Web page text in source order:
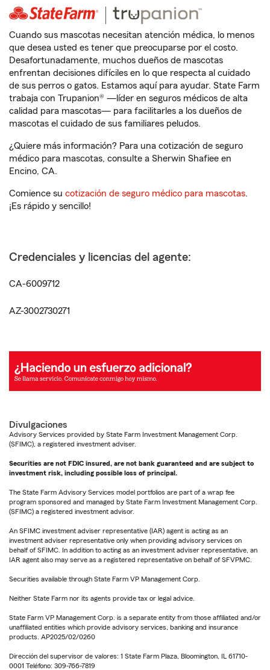
Cuando sus mascotas necesitan atención médica, lo menos
que desea usted es tener que preocuparse por el costo.
Desafortunadamente, muchos dueños de mascotas
enfrentan decisiones difíciles en lo que respecta al cuidado
de sus perros o gatos. Estamos aquí para ayudar. State Farm
trabaja con Trupanion® —líder en seguros médicos de alta
calidad para mascotas— para facilitarles a los dueños de
mascotas el cuidado de sus familiares peludos.
¿Quiere más información? Para una cotización de seguro
médico para mascotas, consulte a Sherwin Shafiee en
Encino, CA.
Comience su cotización de seguro médico para mascotas.
¡Es rápido y sencillo!
Credenciales y licencias del agente:
CA-6009712
AZ-3002730271
Divulgaciones
Advisory Services provided by State Farm Investment Management Corp.
(SFIMC), a registered investment adviser.
Securities are not FDIC insured, are not bank guaranteed and are subject to
investment risk, including possible loss of principal.
The State Farm Advisory Services model portfolios are part of a wrap fee
program sponsored and managed by State Farm Investment Management Corp.
(SFIMC) a registered investment advisor.
An SFIMC investment adviser representative (IAR) agent is acting as an
investment adviser representative only when providing advisory services on
behalf of SFIMC. In addition to acting as an investment adviser representative, an
IAR agent also may serve as a registered representative on behalf of SFVPMC.
Securities available through State Farm VP Management Corp.
Neither State Farm nor its agents provide tax or legal advice.
State Farm VP Management Corp. is a separate entity from those affiliated and/or
unaffiliated entities which provide advisory services, banking and insurance
products. AP2025/02/0260
Dirección del supervisor de valores: 1 State Farm Plaza, Bloomington, IL 61710-
0001 Teléfono: 309-766-7819